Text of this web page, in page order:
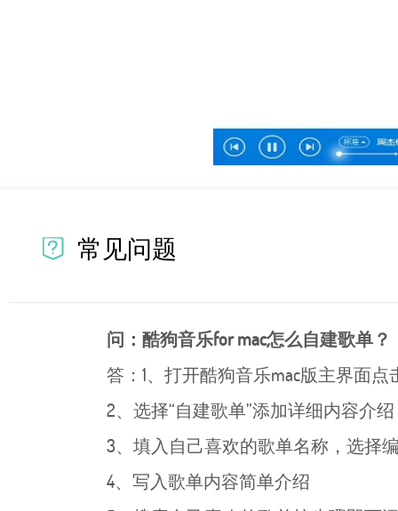
常见问题
问：酷狗音乐for mac怎么自建歌单？
答：1、打开酷狗音乐mac版主界面点
2、选择“自建歌单”添加详细内容介绍
3、填入自己喜欢的歌单名称，选择
4、写入歌单内容简单介绍